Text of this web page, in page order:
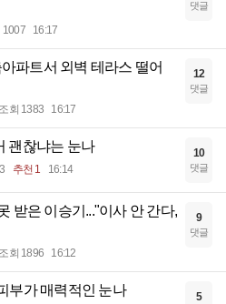
1007 16:17
댓글
파트서 외벽 테라스 떨어
조회 1383 16:17
12
댓글
괜찮냐는 눈나
추천 1 16:14
10
댓글
받은 이승기..."이사 안 간다,
조회 1896 16:12
9
댓글
부가 매력적인 눈나 5